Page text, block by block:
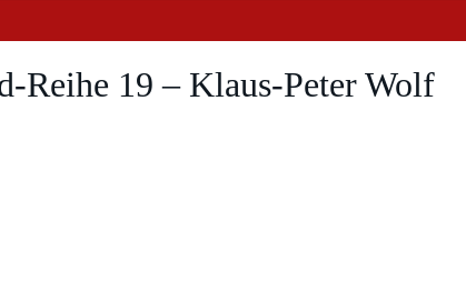
Reihe 19 – Klaus-Peter Wolf